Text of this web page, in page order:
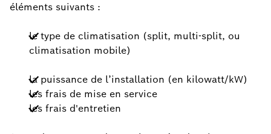
éléments suivants :
le type de climatisation (split, multi-split, ou
climatisation mobile)
la puissance de l’installation (en kilowatt/kW)
les frais de mise en service
les frais d'entretien